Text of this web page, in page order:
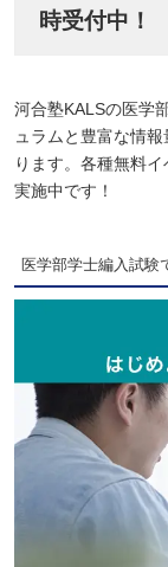
時受付中！
河合塾KALSの医学
ュラムと豊富な情
ります。各種無料
実施中です！
医学部学士編入試験